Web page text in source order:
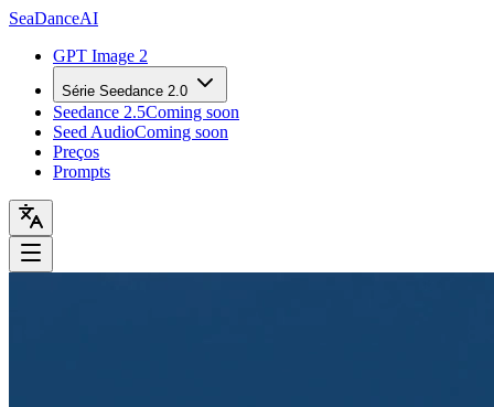
SeaDanceAI
GPT Image 2
Série Seedance 2.0
Seedance 2.5Coming soon
Seed AudioComing soon
Preços
Prompts